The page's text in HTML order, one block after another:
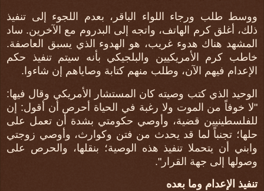
ووسط طلب ورجاء اللواء الباقر، بعدم اللجوء إلى تنفيذ
ذلك، أغلق كرم الهاتف، واتجه إلى البدروم مع الآخرين. ساد
المشهد هناك هدوء غريب، هو الهدوء الذي يسبق العاصفة.
خاطب كرم الأمريكيين والبلجيكي بأنه سيتم تنفيذ حكم
الإعدام فيهم الآن، وطلب منهم كتابة وصاياهم إن شاءوا.
الوحيد الذي كتب وصيته كان المستشار الأمريكي وقال فيها:
"لا خوفاً من الموت ولا رغبة في الحياة أحرص أن أقول: إن
للفلسطينيين قضية، وأوصي حكومتي بشدة أن تعمل على
حلها؛ تجنباً لما قد يحدث من فتن وكوارث، وأوصي زوجتي
وابني أن يتحملا تنفيذ هذه الوصية؛ بنقلها، والحرص على
وصولها إلى جهة القرار".
تنفيذ الإعدام وما بعده